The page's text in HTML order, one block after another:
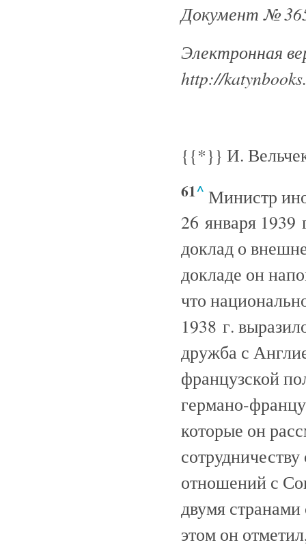
Документ №
Электронная
http://
{{*}} И.
61^ Министр
26 января 1939
доклад о
докладе он
что
1938 г.
дружба с
французской
германо-
которые он
отношений с
двумя
этом он